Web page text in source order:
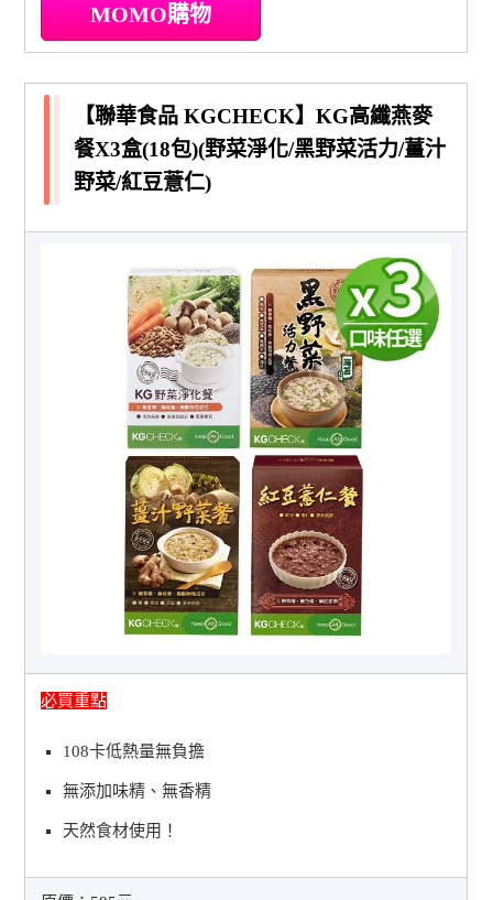
MOMO購物
【聯華食品 KGCHECK】KG高纖燕麥
餐X3盒(18包)(野菜淨化/黑野菜活力/薑汁
野菜/紅豆薏仁)
必買重點
108卡低熱量無負擔
無添加味精、無香精
天然食材使用！